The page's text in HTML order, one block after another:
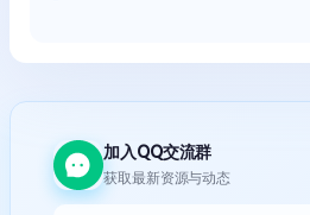
加入QQ交流群
获取最新资源与动态